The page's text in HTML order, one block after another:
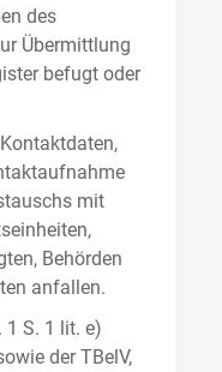
des
Übermittlung
befugt oder
mit
Behörden
anfallen.
1 S. 1 lit. e)
der TBelV,